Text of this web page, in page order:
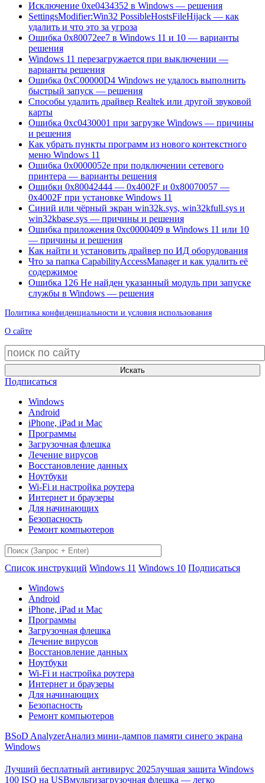
Исключение 0xe0434352 в Windows — решения
SettingsModifier:Win32 PossibleHostsFileHijack — как
удалить и что это за угроза
Ошибка 0x80072ee7 в Windows 11 и 10 — варианты
решения
Windows 11 перезагружается при выключении —
варианты решения
Ошибка 0xC00000D4 Windows не удалось выполнить
быстрый запуск — решения
Способы удалить драйвер Realtek или другой звуковой
карты
Ошибка 0xc0430001 при загрузке Windows — причины
и решения
Как убрать пункты программ из нового контекстного
меню Windows 11
Ошибка 0x0000052e при подключении сетевого
принтера — варианты решения
Ошибки 0x80042444 — 0x4002F и 0x80070057 —
0x4002F при установке Windows 11
Синий или чёрный экран win32k.sys, win32kfull.sys и
win32kbase.sys — причины и решения
Ошибка приложения 0xc0000409 в Windows 11 или 10
— причины и решения
Как найти и установить драйвер по ИД оборудования
Что за папка CapabilityAccessManager и как удалить её
содержимое
Ошибка 126 Не найден указанный модуль при запуске
службы в Windows — решения
Политика конфиденциальности и условия использования
О сайте
Искать
Подписаться
Windows
Android
iPhone, iPad и Mac
Программы
Загрузочная флешка
Лечение вирусов
Восстановление данных
Ноутбуки
Wi-Fi и настройка роутера
Интернет и браузеры
Для начинающих
Безопасность
Ремонт компьютеров
Список инструкций Windows 11 Windows 10 Подписаться
Windows
Android
iPhone, iPad и Mac
Программы
Загрузочная флешка
Лечение вирусов
Восстановление данных
Ноутбуки
Wi-Fi и настройка роутера
Интернет и браузеры
Для начинающих
Безопасность
Ремонт компьютеров
BSoD AnalyzerАнализ мини-дампов памяти синего экрана
Windows
Лучший бесплатный антивирус 2025лучшая защита Windows
100 ISO на USBмультизагрузочная флешка — легко